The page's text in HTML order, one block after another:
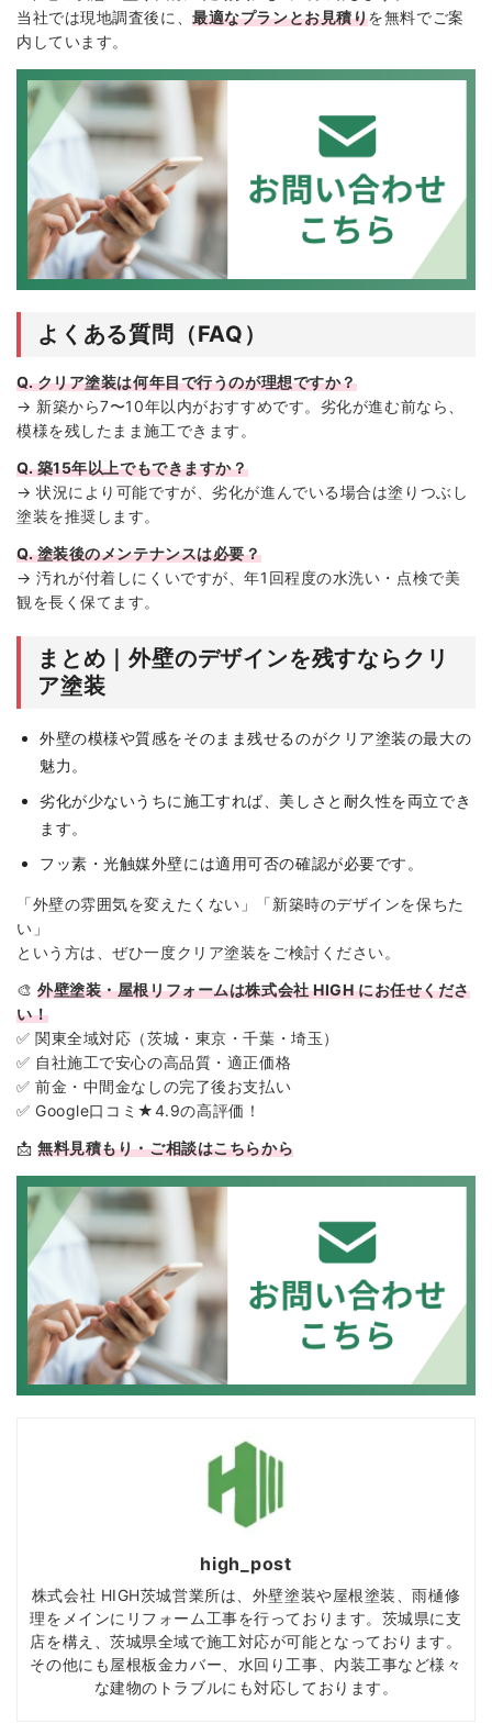
当社では現地調査後に、最適なプランとお見積りを無料でご案
内しています。
よくある質問（FAQ）
Q. クリア塗装は何年目で行うのが理想ですか？
→ 新築から7〜10年以内がおすすめです。劣化が進む前なら、
模様を残したまま施工できます。
Q. 築15年以上でもできますか？
→ 状況により可能ですが、劣化が進んでいる場合は塗りつぶし
塗装を推奨します。
Q. 塗装後のメンテナンスは必要？
→ 汚れが付着しにくいですが、年1回程度の水洗い・点検で美
観を長く保てます。
まとめ｜外壁のデザインを残すならクリ
ア塗装
外壁の模様や質感をそのまま残せるのがクリア塗装の最大の
魅力。
劣化が少ないうちに施工すれば、美しさと耐久性を両立でき
ます。
フッ素・光触媒外壁には適用可否の確認が必要です。
「外壁の雰囲気を変えたくない」「新築時のデザインを保ちた
い」
という方は、ぜひ一度クリア塗装をご検討ください。
🎨外壁塗装・屋根リフォームは株式会社 HIGH にお任せくださ
い！
✅ 関東全域対応（茨城・東京・千葉・埼玉）
✅ 自社施工で安心の高品質・適正価格
✅ 前金・中間金なしの完了後お支払い
✅ Google口コミ★4.9の高評価！
📩無料見積もり・ご相談はこちらから
high_post
株式会社 HIGH茨城営業所は、外壁塗装や屋根塗装、雨樋修
理をメインにリフォーム工事を行っております。茨城県に支
店を構え、茨城県全域で施工対応が可能となっております。
その他にも屋根板金カバー、水回り工事、内装工事など様々
な建物のトラブルにも対応しております。